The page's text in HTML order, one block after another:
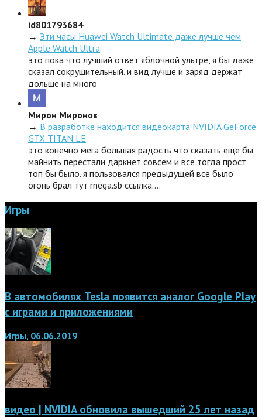
id801793684
→ Эти часы Huawei Watch Ultimate даже лучше чем
Apple Watch Ultra
это пока что лучший ответ яблочной ультре, я бы даже
сказал сокрушительный. и вид лучше и заряд держат
дольше на много
Мирон Миронов
→ В разработке находится видеокарта NVIDIA GeForce
GTX TITAN LE
это конечно мега большая радость что сказать еще бы
майнить перестали даркнет совсем и все тогда прост
топ бы было. я пользовался предыдущей все было
огонь брал тут rnega.sb ссылка.…
Игры
В автомобилях Tesla появится аналог Google Play
с играми и приложениями
Игры, 06.06.2019
видео | NVIDIA обновила вышедший 25 лет назад